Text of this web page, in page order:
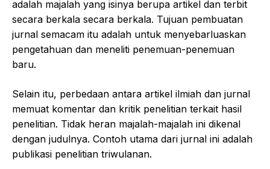
adalah majalah yang isinya berupa artikel dan terbit
secara berkala secara berkala. Tujuan pembuatan
jurnal semacam itu adalah untuk menyebarluaskan
pengetahuan dan meneliti penemuan-penemuan
baru.
Selain itu, perbedaan antara artikel ilmiah dan jurnal
memuat komentar dan kritik penelitian terkait hasil
penelitian. Tidak heran majalah-majalah ini dikenal
dengan judulnya. Contoh utama dari jurnal ini adalah
publikasi penelitian triwulanan.